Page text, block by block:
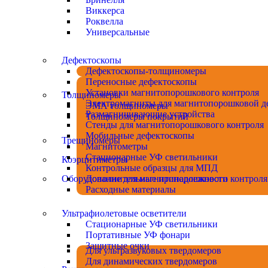
Виккерса
Роквелла
Универсальные
Дефектоскопы
Дефектоскопы-толщиномеры
Толщиномеры
ЭМА толщиномеры
Толщиномеры покрытий
Трещиномеры
Коэрцитиметры
Оборудование для магнитопорошкового контроля
Переносные дефектоскопы
Установки магнитопорошкового контроля
Электромагниты для магнитопорошковой
Размагничивающие устройства
Стенды для магнитопорошкового контроля
Мобильные дефектоскопы
Магнитометры
Стационарные УФ светильники
Контрольные образцы для МПД
Дополнительные принадлежности
Расходные материалы
Ультрафиолетовые осветители
Стационарные УФ светильники
Портативные УФ фонари
Защитные очки
Для ультразвуковых твердомеров
Для динамических твердомеров